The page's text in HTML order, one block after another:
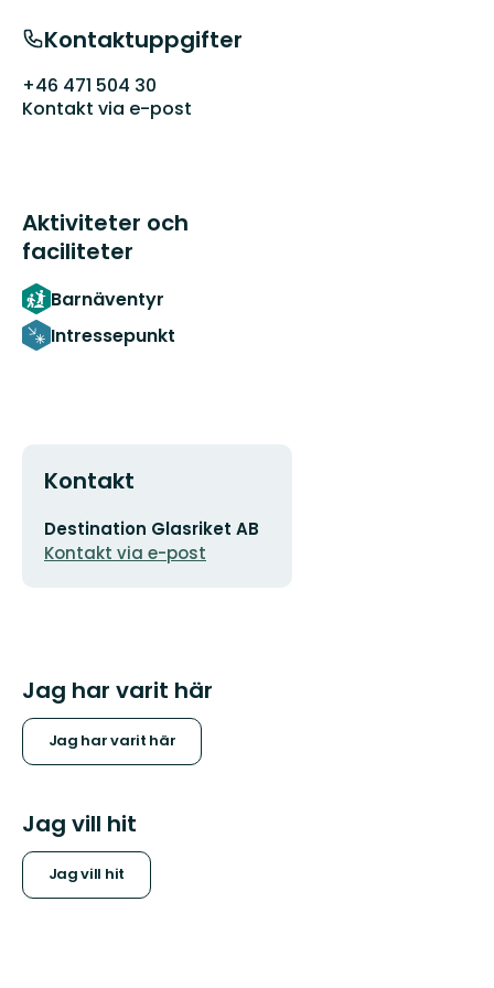
Kontaktuppgifter
+46 471 504 30
Kontakt via e-post
Aktiviteter och
faciliteter
Barnäventyr
Intressepunkt
Kontakt
E-
postadress
Destination Glasriket AB
Kontakt via e-post
Jag har varit här
Jag har varit här
Jag vill hit
Jag vill hit